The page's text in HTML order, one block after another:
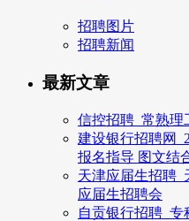
招聘图片
招聘新闻
最新文章
信控招聘_常熟理
建设银行招聘网
报名指导 图文结
天津应届生招聘
应届生招聘会
自贡银行招聘_